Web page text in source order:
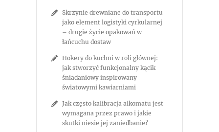
Skrzynie drewniane do transportu
jako element logistyki cyrkularnej
– drugie życie opakowań w
łańcuchu dostaw
Hokery do kuchni w roli głównej:
jak stworzyć funkcjonalny kącik
śniadaniowy inspirowany
światowymi kawiarniami
Jak często kalibracja alkomatu jest
wymagana przez prawo i jakie
skutki niesie jej zaniedbanie?